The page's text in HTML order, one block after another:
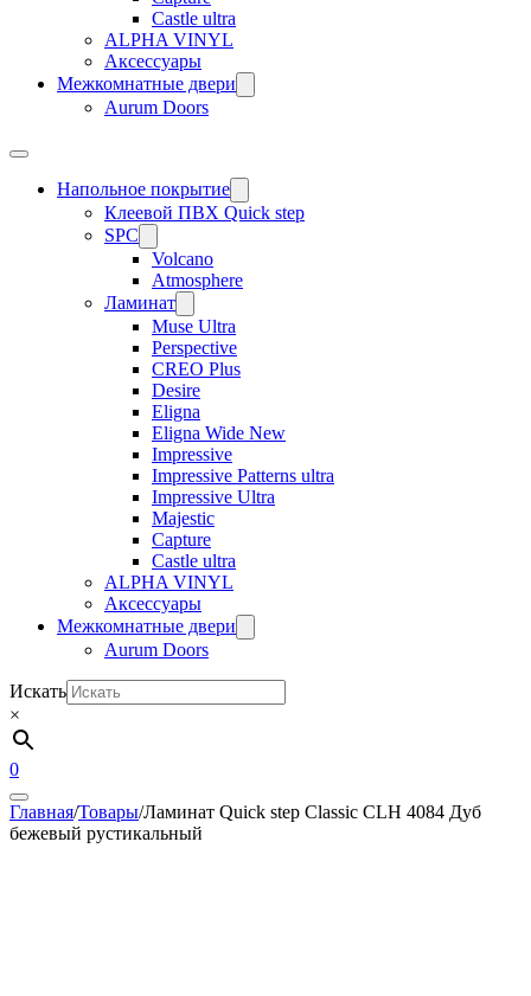
Castle ultra
ALPHA VINYL
Аксессуары
Межкомнатные двери
Aurum Doors
Напольное покрытие
Клеевой ПВХ Quick step
SPC
Volcano
Atmosphere
Ламинат
Muse Ultra
Perspective
CREO Plus
Desire
Eligna
Eligna Wide New
Impressive
Impressive Patterns ultra
Impressive Ultra
Majestic
Capture
Castle ultra
ALPHA VINYL
Аксессуары
Межкомнатные двери
Aurum Doors
Искать
×
0
Главная/Товары/Ламинат Quick step Classic CLH 4084 Дуб
бежевый рустикальный